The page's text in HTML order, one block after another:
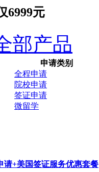
6999元
部产品
申请类别
全程申请
院校申请
签证申请
微留学
请+美国签证服务优惠套餐